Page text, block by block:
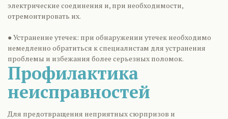
электрические соединения и, при необходимости,
отремонтировать их.
● Устранение утечек: при обнаружении утечек необходимо
немедленно обратиться к специалистам для устранения
проблемы и избежания более серьезных поломок.
Профилактика
неисправностей
Для предотвращения неприятных сюрпризов и